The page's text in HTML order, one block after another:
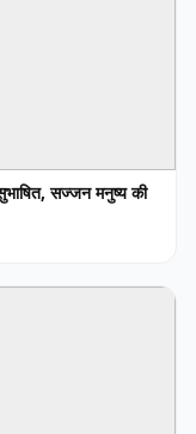
सज्जन मनुष्य की